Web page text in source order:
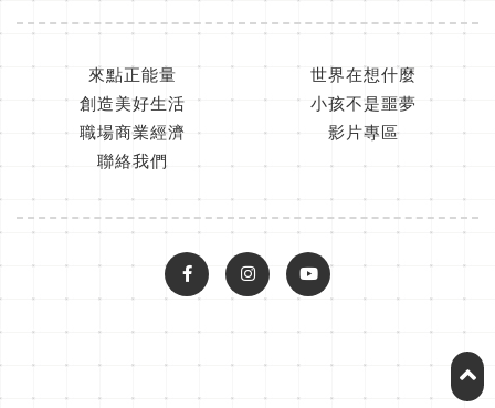
來點正能量
世界在想什麼
創造美好生活
小孩不是噩夢
職場商業經濟
影片專區
聯絡我們